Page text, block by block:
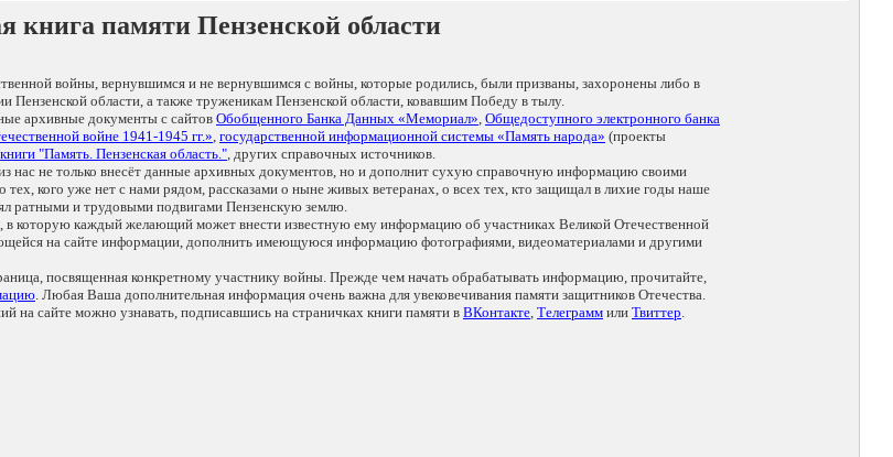
книга памяти Пензенской области
войны, вернувшимся и не вернувшимся с войны, которые родились, были призваны, захоронены либо в
Пензенской области, а также труженикам Пензенской области, ковавшим Победу в тылу.
архивные документы с сайтов Обобщенного Банка Данных «Мемориал», Общедоступного электронного банка
войне 1941-1945 гг.», государственной информационной системы «Память народа» (проекты
книги "Память. Пензенская область.", других справочных источников.
нас не только внесёт данные архивных документов, но и дополнит сухую справочную информацию своими
кого уже нет с нами рядом, рассказами о ныне живых ветеранах, о всех тех, кто защищал в лихие годы наше
ратными и трудовыми подвигами Пензенскую землю.
в которую каждый желающий может внести известную ему информацию об участниках Великой Отечественной
на сайте информации, дополнить имеющуюся информацию фотографиями, видеоматериалами и другими
посвященная конкретному участнику войны. Прежде чем начать обрабатывать информацию, прочитайте,
. Любая Ваша дополнительная информация очень важна для увековечивания памяти защитников Отечества.
сайте можно узнавать, подписавшись на страничках книги памяти в ВКонтакте, Телеграмм или Твиттер.